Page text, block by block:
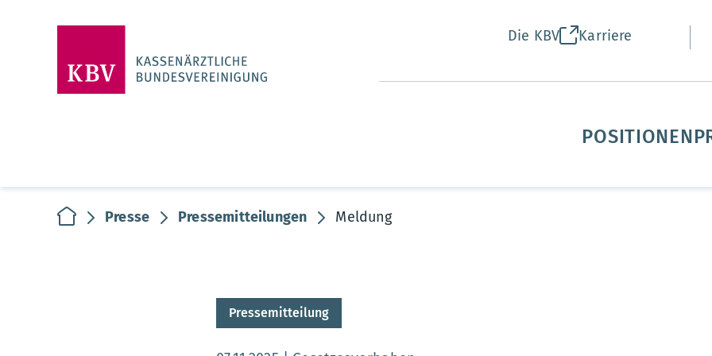
Die KBV Karriere
POSITIONEN
zur Startseite
Presse Pressemitteilungen Meldung
Pressemitteilung